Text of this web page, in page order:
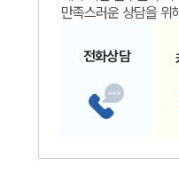
만족스러운 상담을 위
전화상담